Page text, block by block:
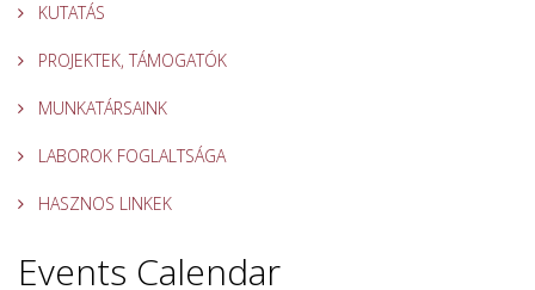
KUTATÁS
PROJEKTEK, TÁMOGATÓK
MUNKATÁRSAINK
LABOROK FOGLALTSÁGA
HASZNOS LINKEK
Events Calendar